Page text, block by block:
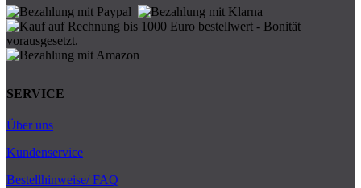
SERVICE
Über uns
Kundenservice
Bestellhinweise/ FAQ